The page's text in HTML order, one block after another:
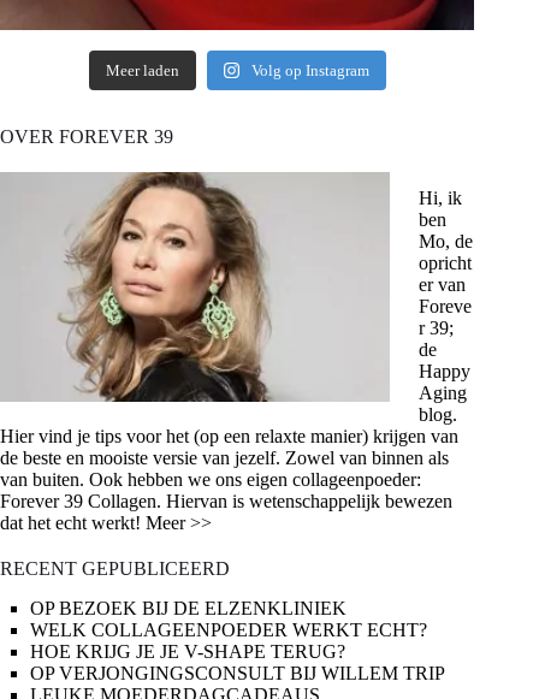
Meer laden Volg op Instagram
OVER FOREVER 39
Hi, ik
ben
Mo, de
opricht
er van
Foreve
r 39;
de
Happy
Aging
blog.
Hier vind je tips voor het (op een relaxte manier) krijgen van
de beste en mooiste versie van jezelf. Zowel van binnen als
van buiten. Ook hebben we ons eigen collageenpoeder:
Forever 39 Collagen. Hiervan is wetenschappelijk bewezen
dat het echt werkt! Meer >>
RECENT GEPUBLICEERD
OP BEZOEK BIJ DE ELZENKLINIEK
WELK COLLAGEENPOEDER WERKT ECHT?
HOE KRIJG JE JE V-SHAPE TERUG?
OP VERJONGINGSCONSULT BIJ WILLEM TRIP
LEUKE MOEDERDAGCADEAUS